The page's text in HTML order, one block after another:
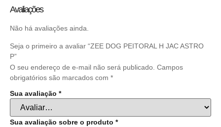
Avaliações
Não há avaliações ainda.
Seja o primeiro a avaliar “ZEE DOG PEITORAL H JAC ASTRO
P”
O seu endereço de e-mail não será publicado. Campos
obrigatórios são marcados com *
Sua avaliação *
Sua avaliação sobre o produto *